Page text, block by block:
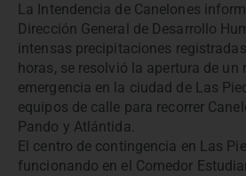
La Intendencia de Canelones
Dirección General de Desarrollo
intensas precipitaciones
horas, se resolvió la apertura de un
emergencia en la ciudad de Las
equipos de calle para recorrer
Pando y Atlántida.
El centro de contingencia en Las
funcionando en el Comedor